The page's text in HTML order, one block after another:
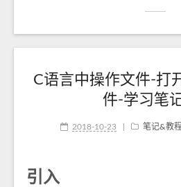
C语言中操作文件-打
件-学习笔
2018-10-23 笔记&教
引入